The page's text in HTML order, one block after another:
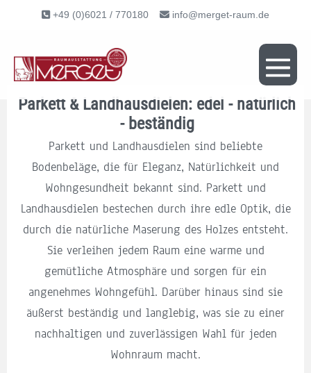
+49 (0)6021 / 770180 info@merget-raum.de
Parkett & Landhausdielen: edel - natürlich
- beständig
Parkett und Landhausdielen sind beliebte
Bodenbeläge, die für Eleganz, Natürlichkeit und
Wohngesundheit bekannt sind. Parkett und
Landhausdielen bestechen durch ihre edle Optik, die
durch die natürliche Maserung des Holzes entsteht.
Sie verleihen jedem Raum eine warme und
gemütliche Atmosphäre und sorgen für ein
angenehmes Wohngefühl. Darüber hinaus sind sie
äußerst beständig und langlebig, was sie zu einer
nachhaltigen und zuverlässigen Wahl für jeden
Wohnraum macht.